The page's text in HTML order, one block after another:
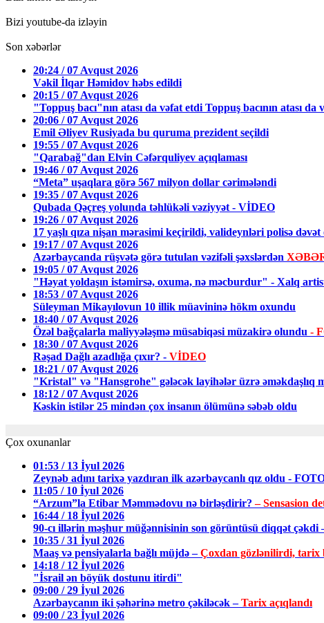
Bizi youtube-da izləyin
Son xəbərlər
20:24 / 07 Avqust 2026
Vəkil İlqar Həmidov həbs edildi
20:15 / 07 Avqust 2026
"Toppuş bacı"nın atası da vəfat etdi Toppuş bacının atası da
20:06 / 07 Avqust 2026
Emil Əliyev Rusiyada bu quruma prezident seçildi
19:55 / 07 Avqust 2026
"Qarabağ"dan Elvin Cəfərquliyev açıqlaması
19:46 / 07 Avqust 2026
“Meta” uşaqlara görə 567 milyon dollar cərimələndi
19:35 / 07 Avqust 2026
Qubada Qəçreş yolunda təhlükəli vəziyyət - VİDEO
19:26 / 07 Avqust 2026
17 yaşlı qıza nişan mərasimi keçirildi, valideynləri polisə
19:17 / 07 Avqust 2026
Azərbaycanda rüşvətə görə tutulan vəzifəli şəxslərdən
19:05 / 07 Avqust 2026
"Həyat yoldaşın istəmirsə, oxuma, nə məcburdur" - Xalq
18:53 / 07 Avqust 2026
Süleyman Mikayılovun 10 illik müavininə hökm oxundu
18:40 / 07 Avqust 2026
Özəl bağçalarla maliyyələşmə müsabiqəsi müzakirə olundu -
18:30 / 07 Avqust 2026
Rəşad Dağlı azadlığa çıxır? - VİDEO
18:21 / 07 Avqust 2026
"Kristal" və "Hansgrohe" gələcək layihələr üzrə əməkdaşlıq
18:12 / 07 Avqust 2026
Kəskin istilər 25 mindən çox insanın ölümünə səbəb oldu
Çox oxunanlar
01:53 / 13 İyul 2026
Zeynəb adını tarixə yazdıran ilk azərbaycanlı qız oldu -
11:05 / 10 İyul 2026
“Arzum”la Etibar Məmmədovu nə birləşdirir?– Sensasion
16:44 / 18 İyul 2026
90-cı illərin məşhur müğənnisinin son görüntüsü diqqət
10:35 / 31 İyul 2026
Maaş və pensiyalarla bağlı müjdə –Çoxdan gözlənilirdi, tarix
14:18 / 12 İyul 2026
"İsrail ən böyük dostunu itirdi"
09:00 / 29 İyul 2026
Azərbaycanın iki şəhərinə metro çəkiləcək –Tarix açıqlandı
09:00 / 23 İyul 2026